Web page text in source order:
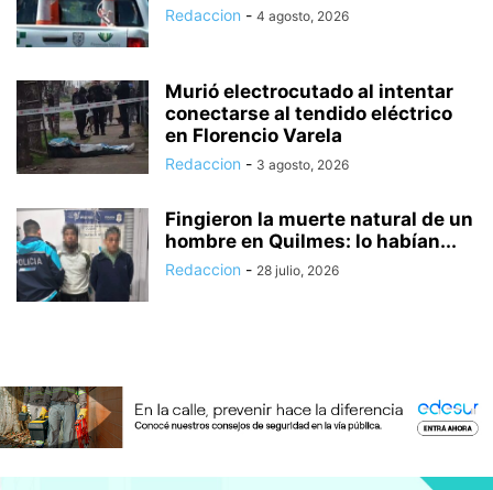
Redaccion - 4 agosto, 2026
Murió electrocutado al intentar
conectarse al tendido eléctrico
en Florencio Varela
Redaccion - 3 agosto, 2026
Fingieron la muerte natural de un
hombre en Quilmes: lo habían...
Redaccion - 28 julio, 2026